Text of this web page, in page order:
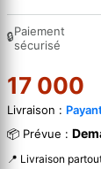
🔒Paiement
sécurisé
17 000
Livraison :
📦 Prévue :
📍 Livraison